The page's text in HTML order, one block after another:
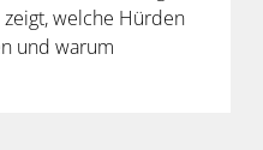
welche Hürden
und warum